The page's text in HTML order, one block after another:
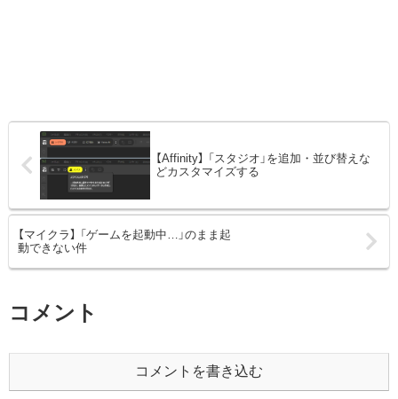
【Affinity】 「スタジオ」を追加・並び替えな
どカスタマイズする
【マイクラ】 「ゲームを起動中…」のまま起
動できない件
コメント
コメントを書き込む